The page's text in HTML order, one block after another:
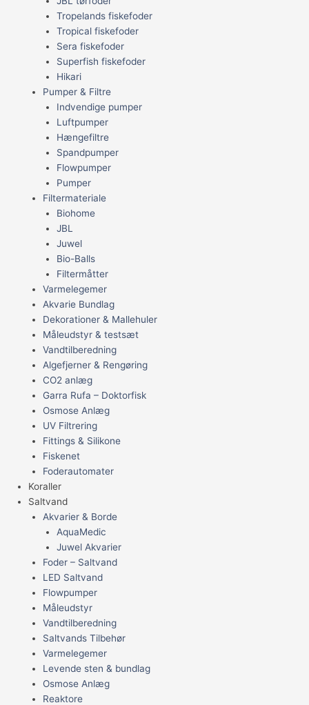
Tropelands fiskefoder
Tropical fiskefoder
Sera fiskefoder
Superfish fiskefoder
Hikari
Pumper & Filtre
Indvendige pumper
Luftpumper
Hængefiltre
Spandpumper
Flowpumper
Pumper
Filtermateriale
Biohome
JBL
Juwel
Bio-Balls
Filtermåtter
Varmelegemer
Akvarie Bundlag
Dekorationer & Mallehuler
Måleudstyr & testsæt
Vandtilberedning
Algefjerner & Rengøring
CO2 anlæg
Garra Rufa – Doktorfisk
Osmose Anlæg
UV Filtrering
Fittings & Silikone
Fiskenet
Foderautomater
Koraller
Saltvand
Akvarier & Borde
AquaMedic
Juwel Akvarier
Foder – Saltvand
LED Saltvand
Flowpumper
Måleudstyr
Vandtilberedning
Saltvands Tilbehør
Varmelegemer
Levende sten & bundlag
Osmose Anlæg
Reaktore